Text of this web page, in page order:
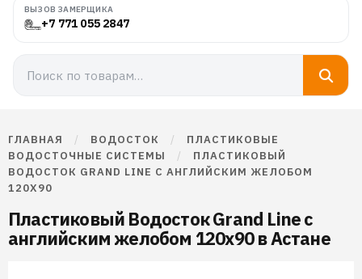
ВЫЗОВ ЗАМЕРЩИКА
+7 771 055 2847
ГЛАВНАЯ / ВОДОСТОК /
ПЛАСТИКОВЫЕ
ВОДОСТОЧНЫЕ СИСТЕМЫ
/
ПЛАСТИКОВЫЙ
ВОДОСТОК GRAND LINE С АНГЛИЙСКИМ ЖЕЛОБОМ
120Х90
Пластиковый Водосток Grand Line с
английским желобом 120х90 в Астане